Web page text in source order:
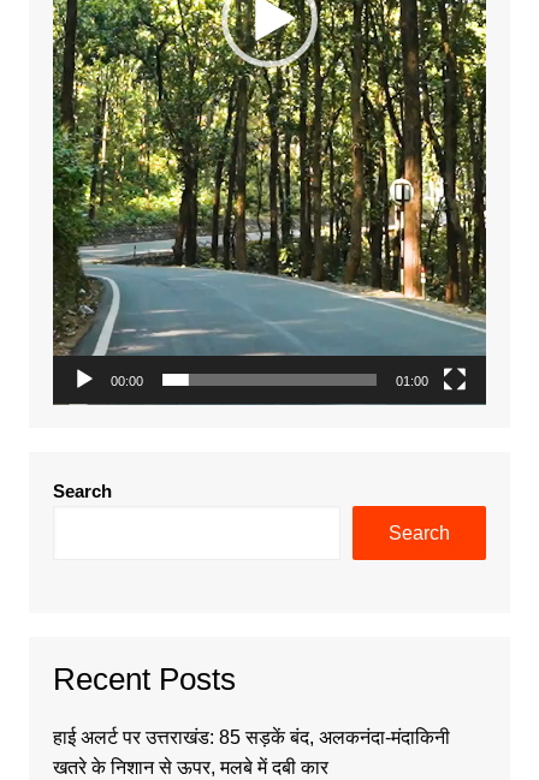
00:00 01:00
Search
Search
Recent Posts
हाई अलर्ट पर उत्तराखंड: 85 सड़कें बंद, अलकनंदा-मंदाकिनी
खतरे के निशान से ऊपर, मलबे में दबी कार